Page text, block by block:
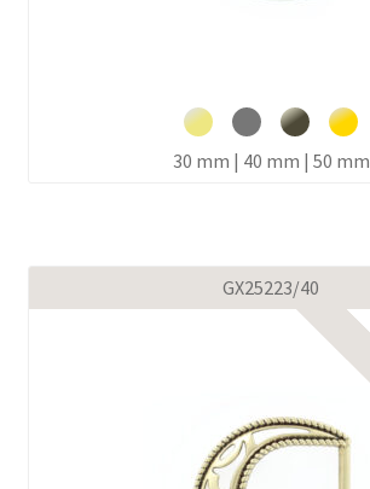
30 mm | 40 mm | 50 mm
GX25223/40